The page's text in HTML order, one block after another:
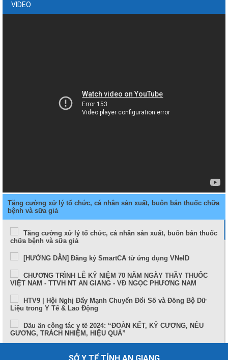
VIDEO
Tăng cường xử lý tổ chức, cá nhân sản xuất, buôn bán thuốc chữa
bệnh và sữa giả
Tăng cường xử lý tổ chức, cá nhân sản xuất, buôn bán thuốc
chữa bệnh và sữa giả
[HƯỚNG DẪN] Đăng ký SmartCA từ ứng dụng VNeID
CHƯƠNG TRÌNH LỄ KỶ NIỆM 70 NĂM NGÀY THẦY THUỐC
VIỆT NAM - TTVH NT AN GIANG - VĐ NGỌC PHƯƠNG NAM
HTV9 | Hội Nghị Đẩy Mạnh Chuyển Đổi Số và Đồng Bộ Dữ
Liệu trong Y Tế & Lao Động
Dấu ấn công tác y tế 2024: “ĐOÀN KẾT, KỶ CƯƠNG, NÊU
GƯƠNG, TRÁCH NHIỆM, HIỆU QUẢ”